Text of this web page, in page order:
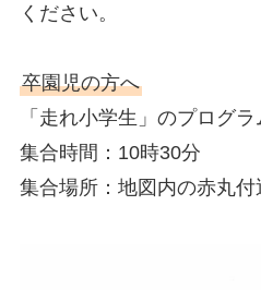
ください。
卒園児の方へ
「走れ小学生」のプログラ
集合時間：10時30分
集合場所：地図内の赤丸付